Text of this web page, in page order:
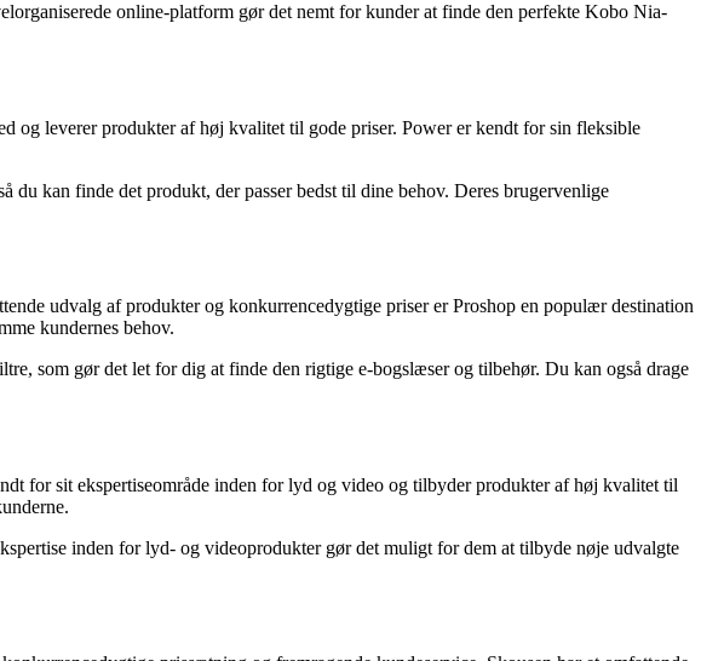
online-platform gør det nemt for kunder at finde den perfekte Kobo Nia-
og leverer produkter af høj kvalitet til gode priser. Power er kendt for sin fleksible
kan finde det produkt, der passer bedst til dine behov. Deres brugervenlige
udvalg af produkter og konkurrencedygtige priser er Proshop en populær destination
kundernes behov.
som gør det let for dig at finde den rigtige e-bogslæser og tilbehør. Du kan også drage
for sit ekspertiseområde inden for lyd og video og tilbyder produkter af høj kvalitet til
inden for lyd- og videoprodukter gør det muligt for dem at tilbyde nøje udvalgte